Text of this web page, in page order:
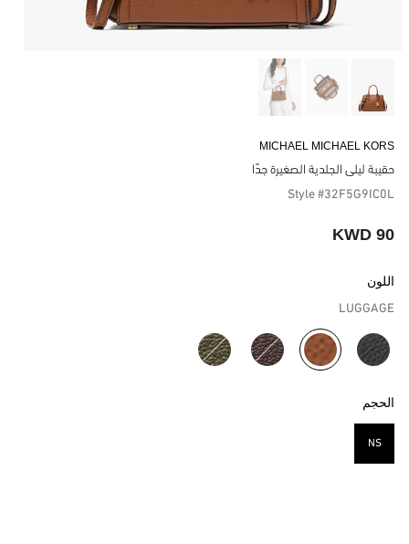
MICHAEL MICHAEL KORS
حقيبة ليلى الجلدية الصغيرة جدًا
Style #32F5G9IC0L
90 KWD
اللون
LUGGAGE
مختار
الحجم
NS